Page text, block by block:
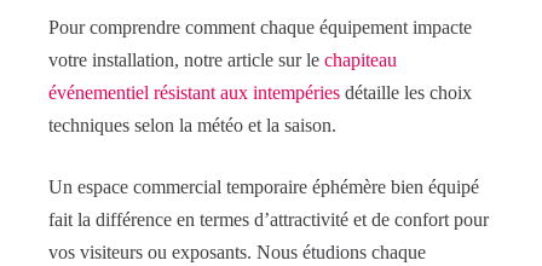
Pour comprendre comment chaque équipement impacte
votre installation, notre article sur le chapiteau
événementiel résistant aux intempéries détaille les choix
techniques selon la météo et la saison.
Un espace commercial temporaire éphémère bien équipé
fait la différence en termes d’attractivité et de confort pour
vos visiteurs ou exposants. Nous étudions chaque